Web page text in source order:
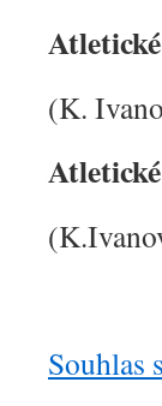
(K.
Souhlas